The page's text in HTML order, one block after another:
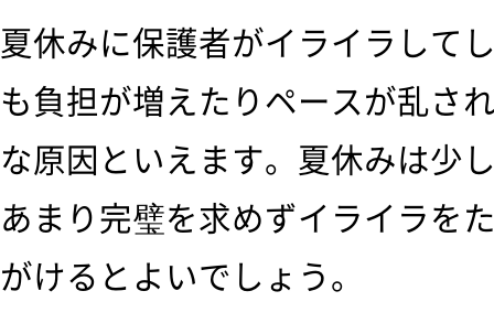
夏休みに保護者がイライラして
も負担が増えたりペースが乱さ
な原因といえます。夏休みは少
あまり完璧を求めずイライラを
がけるとよいでしょう。